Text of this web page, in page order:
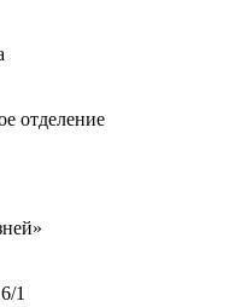
отделение
1